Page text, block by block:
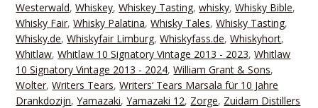
Westerwald,Whiskey,Whiskey Tasting,whisky,Whisky Bible,
Whisky Fair,Whisky Palatina,Whisky Tales,Whisky Tasting,
Whisky.de,Whiskyfair Limburg,Whiskyfass.de,Whiskyhort,
Whitlaw,Whitlaw 10 Signatory Vintage 2013 - 2023,Whitlaw
10 Signatory Vintage 2013 - 2024,William Grant & Sons,
Wolter,Writers Tears,Writers‘ Tears Marsala für 10 Jahre
Drankdozijn,Yamazaki,Yamazaki 12, Zorge, Zuidam Distillers